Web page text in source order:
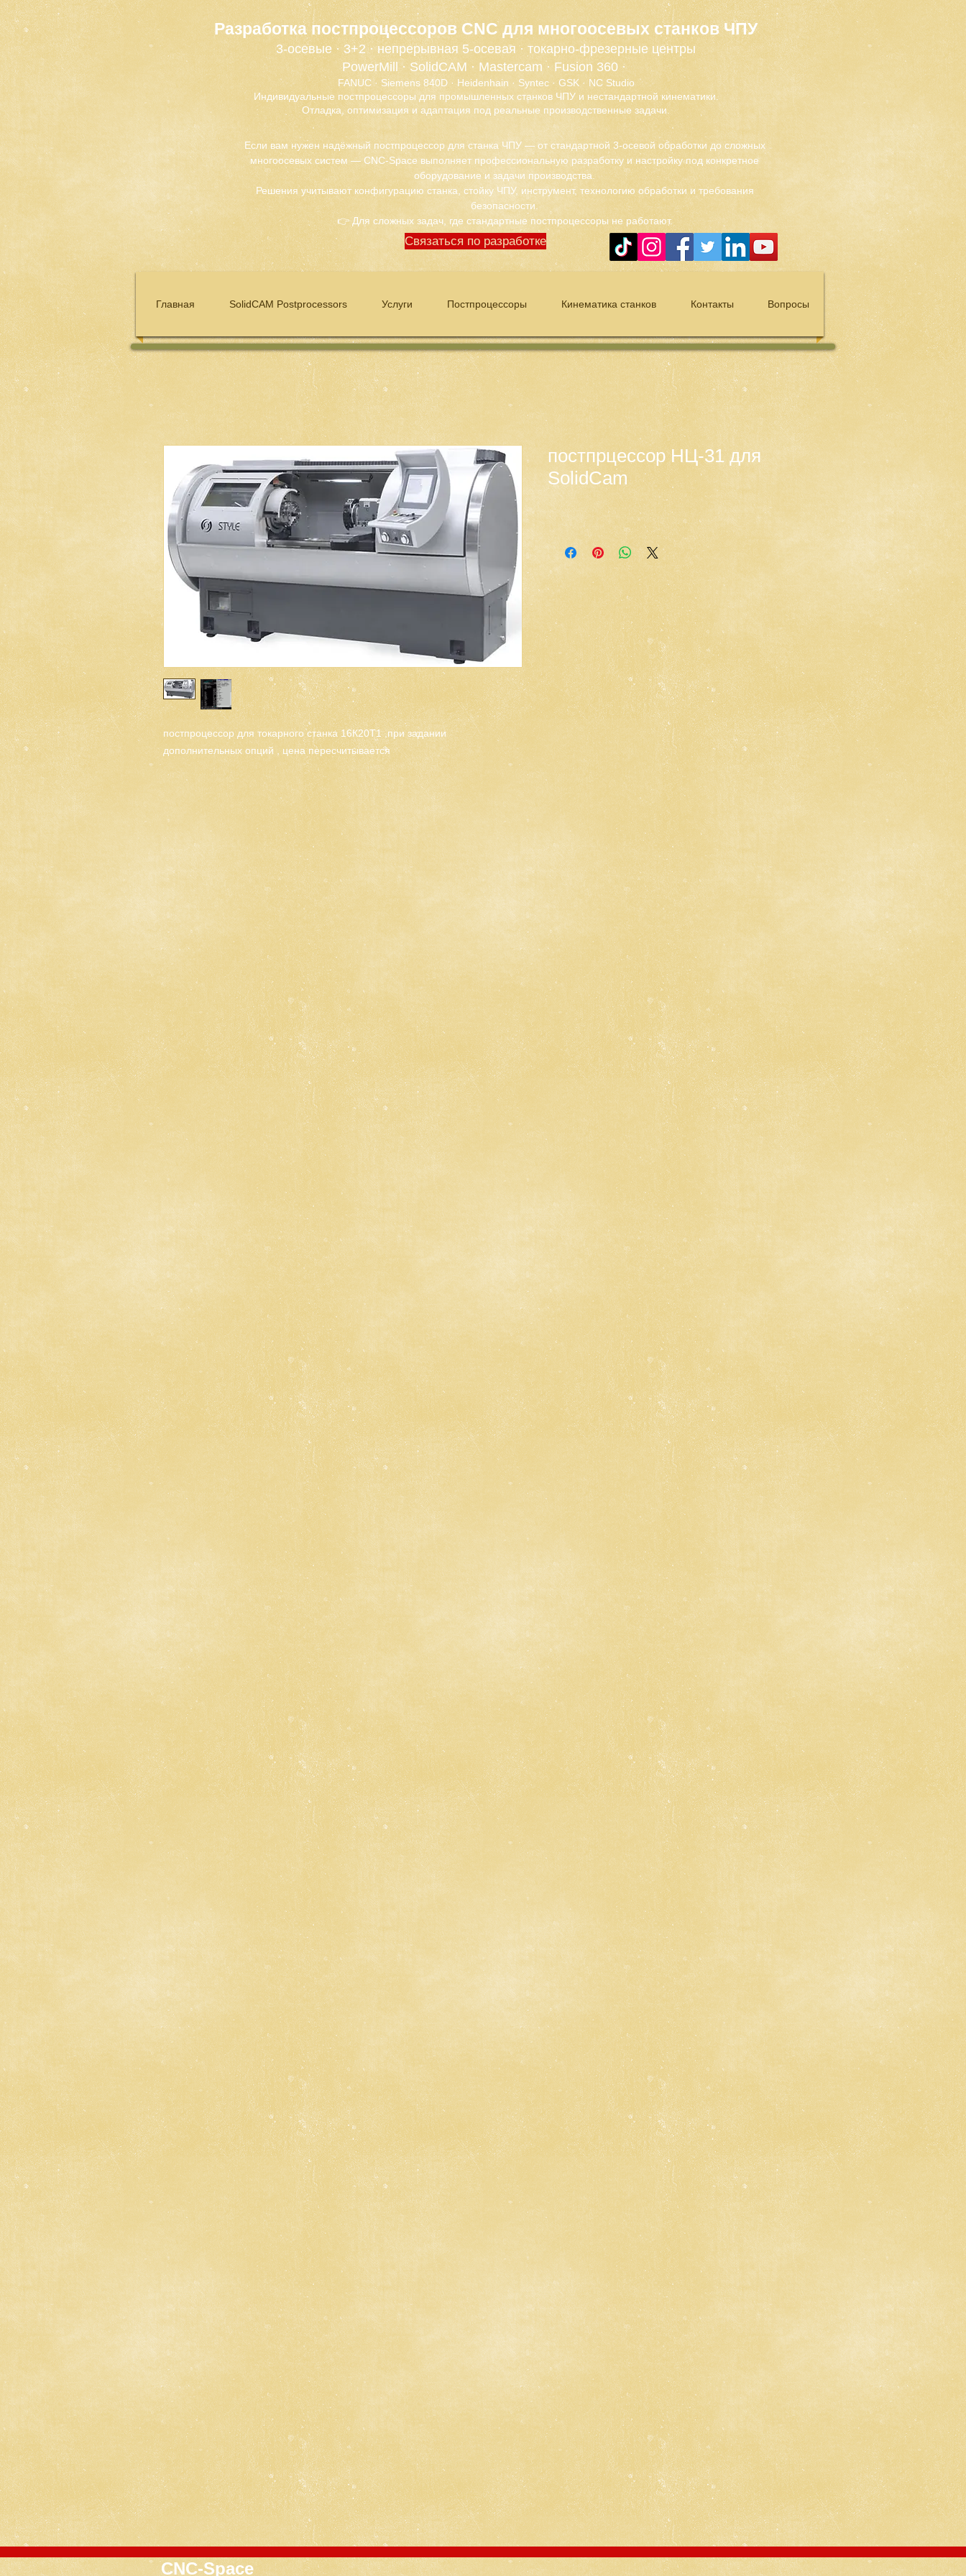
Разработка постпроцессоров CNC для многоосевых станков ЧПУ
3-осевые · 3+2 · непрерывная 5-осевая · токарно-фрезерные центры
PowerMill · SolidCAM · Mastercam · Fusion 360 ·
FANUC · Siemens 840D · Heidenhain · Syntec · GSK · NC Studio
Индивидуальные постпроцессоры для промышленных станков ЧПУ и нестандартной кинематики.
Отладка, оптимизация и адаптация под реальные производственные задачи.
Если вам нужен надёжный постпроцессор для станка ЧПУ — от стандартной 3-осевой обработки до сложных
многоосевых систем — CNC-Space выполняет профессиональную разработку и настройку под конкретное
оборудование и задачи производства.
Решения учитывают конфигурацию станка, стойку ЧПУ, инструмент, технологию обработки и требования
безопасности.
👉 Для сложных задач, где стандартные постпроцессоры не работают.
Связаться по разработке
Главная SolidCAM Postprocessors Услуги Постпроцессоры Кинематика станков Контакты Вопросы
постпроцессор для токарного станка 16К20Т1 ,при задании
дополнительных опций , цена пересчитывается
постпрцессор НЦ-31 для
SolidCam
CNC-Space